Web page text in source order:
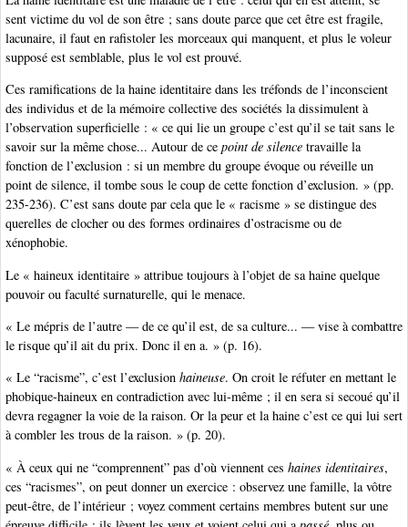
sent victime du vol de son être ; sans doute parce que cet être est fragile,
lacunaire, il faut en rafistoler les morceaux qui manquent, et plus le voleur
supposé est semblable, plus le vol est prouvé.
Ces ramifications de la haine identitaire dans les tréfonds de l’inconscient
des individus et de la mémoire collective des sociétés la dissimulent à
l’observation superficielle : « ce qui lie un groupe c’est qu’il se tait sans le
savoir sur la même chose... Autour de ce point de silence travaille la
fonction de l’exclusion : si un membre du groupe évoque ou réveille un
point de silence, il tombe sous le coup de cette fonction d’exclusion. » (pp.
235-236). C’est sans doute par cela que le « racisme » se distingue des
querelles de clocher ou des formes ordinaires d’ostracisme ou de
xénophobie.
Le « haineux identitaire » attribue toujours à l’objet de sa haine quelque
pouvoir ou faculté surnaturelle, qui le menace.
« Le mépris de l’autre — de ce qu’il est, de sa culture... — vise à combattre
le risque qu’il ait du prix. Donc il en a. » (p. 16).
« Le “racisme”, c’est l’exclusion haineuse. On croit le réfuter en mettant le
phobique-haineux en contradiction avec lui-même ; il en sera si secoué qu’il
devra regagner la voie de la raison. Or la peur et la haine c’est ce qui lui sert
à combler les trous de la raison. » (p. 20).
« À ceux qui ne “comprennent” pas d’où viennent ces haines identitaires,
ces “racismes”, on peut donner un exercice : observez une famille, la vôtre
peut-être, de l’intérieur ; voyez comment certains membres butent sur une